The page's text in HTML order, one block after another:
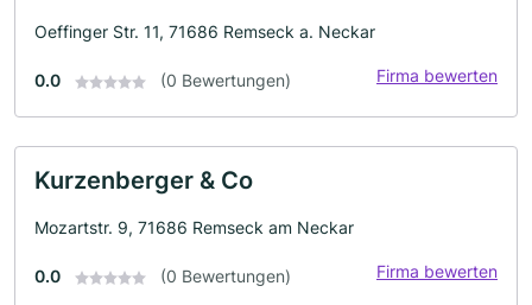
Oeffinger Str. 11, 71686 Remseck a. Neckar
0.0 (0 Bewertungen) Firma bewerten
Kurzenberger & Co
Mozartstr. 9, 71686 Remseck am Neckar
0.0 (0 Bewertungen) Firma bewerten